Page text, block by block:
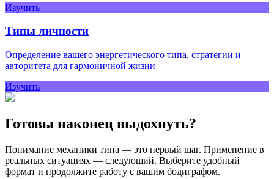
Изучить
Типы личности
Определение вашего энергетического типа, стратегии и
авторитета для гармоничной жизни
Изучить
Готовы наконец выдохнуть?
Понимание механики типа — это первый шаг. Применение в
реальных ситуациях — следующий. Выберите удобный
формат и продолжите работу с вашим бодиграфом.